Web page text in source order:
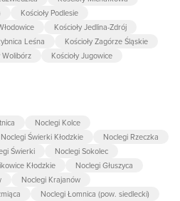
Kościoły Podlesie
Kościoły Jedlina-Zdrój
Leśna
Kościoły Zagórze Śląskie
Wolibórz
Kościoły Jugowice
Noclegi Kolce
Noclegi Świerki Kłodzkie
Noclegi Rzeczka
Świerki
Noclegi Sokolec
Kłodzkie
Noclegi Głuszyca
Noclegi Krajanów
Noclegi Łomnica (pow. siedlecki)